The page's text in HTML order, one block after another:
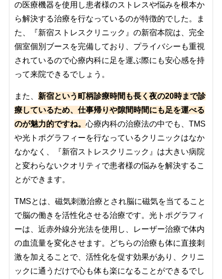
の医療機器を使用し患者様のストレスや悩みを根本か
ら解決する治療を行なっているのが特徴的でした。ま
た、『新宿ストレスクリニック』の新宿本院は、完全
個室個別ブースを完備しており、プライバシーも重視
されているので心療内科に足を運ぶ際にも安心感を持
って来院できるでしょう。
また、 新宿という町柄診療時間も長く夜の20時まで診
療しているため、仕事帰りや隙間時間にも足を運べる
のが魅力的ですね。 心療内科の治療法の中でも、TMS
や光トポグラフィーを行なっているクリニックはなか
なかなく、『新宿ストレスクリニック』は大きい病院
と変わらないクオリティで患者様の悩みを解決するこ
とができます。
TMSとは、磁気刺激治療とされ脳に磁気を当てること
で脳の働きを活性化させる治療です。光トポグラフィ
ーは、近赤外線分光法を使用し、レーザー治療で体内
の血流量を変化させます。どちらの治療も体に直接刺
激を加えることで、活性化を促す効果があり、クリニ
ックに通うだけで心も体も楽になることができるでし